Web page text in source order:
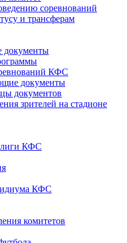
соревнований
и трансферам
документы
КФС
документы
документов
зрителей на стадионе
лиги КФС
КФС
комитетов